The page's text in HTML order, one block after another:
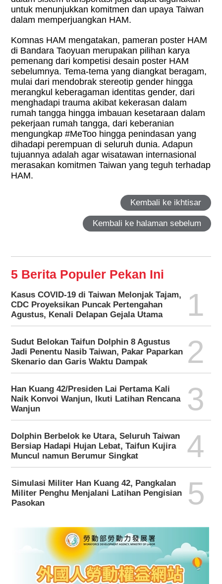
untuk menunjukkan komitmen dan upaya Taiwan
dalam memperjuangkan HAM.
Komnas HAM mengatakan, pameran poster HAM
di Bandara Taoyuan merupakan pilihan karya
pemenang dari kompetisi desain poster HAM
sebelumnya. Tema-tema yang diangkat beragam,
mulai dari mendobrak stereotip gender hingga
merangkul keberagaman identitas gender, dari
menghadapi trauma akibat kekerasan dalam
rumah tangga hingga imbauan kesetaraan dalam
pekerjaan rumah tangga, dari keberanian
mengungkap #MeToo hingga penindasan yang
dihadapi perempuan di seluruh dunia. Adapun
tujuannya adalah agar wisatawan internasional
merasakan komitmen Taiwan yang teguh terhadap
HAM.
Kembali ke ikhtisar
Kembali ke halaman sebelum
5 Berita Populer Pekan Ini
Kasus COVID-19 di Taiwan Melonjak Tajam,
CDC Proyeksikan Puncak Pertengahan
Agustus, Kenali Delapan Gejala Utama
1
Sudut Belokan Taifun Dolphin 8 Agustus
Jadi Penentu Nasib Taiwan, Pakar Paparkan
Skenario dan Garis Waktu Dampak
2
Han Kuang 42/Presiden Lai Pertama Kali
Naik Konvoi Wanjun, Ikuti Latihan Rencana
Wanjun
3
Dolphin Berbelok ke Utara, Seluruh Taiwan
Bersiap Hadapi Hujan Lebat, Taifun Kujira
Muncul namun Berumur Singkat
4
Simulasi Militer Han Kuang 42, Pangkalan
Militer Penghu Menjalani Latihan Pengisian
Pasokan
5